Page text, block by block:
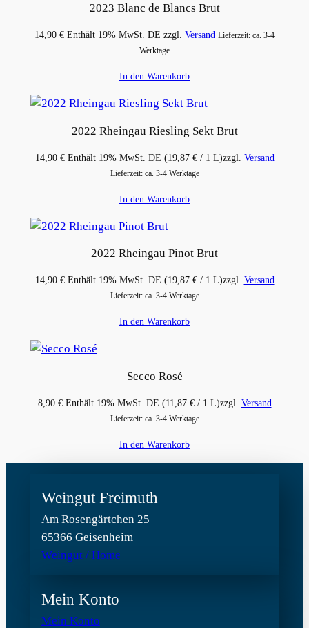
2023 Blanc de Blancs Brut
14,90 € Enthält 19% MwSt. DE zzgl. Versand Lieferzeit: ca. 3-4
Werktage
In den Warenkorb
2022 Rheingau Riesling Sekt Brut
14,90 € Enthält 19% MwSt. DE (19,87 €/ 1 L)zzgl. Versand
Lieferzeit: ca. 3-4 Werktage
In den Warenkorb
2022 Rheingau Pinot Brut
14,90 € Enthält 19% MwSt. DE (19,87 €/ 1 L)zzgl. Versand
Lieferzeit: ca. 3-4 Werktage
In den Warenkorb
Secco Rosé
8,90 € Enthält 19% MwSt. DE (11,87 €/ 1 L)zzgl. Versand
Lieferzeit: ca. 3-4 Werktage
In den Warenkorb
Weingut Freimuth
Am Rosengärtchen 25
65366 Geisenheim
Weingut / Home
Mein Konto
Mein Konto